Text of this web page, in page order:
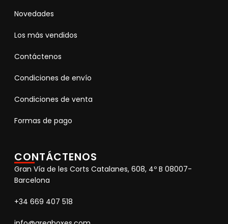
Novedades
Los más vendidos
Contáctenos
Condiciones de envío
Condiciones de venta
Formas de pago
CONTÁCTENOS
Gran Vía de les Corts Catalanes, 608, 4º B 08007-
Barcelona
+34 669 407 518